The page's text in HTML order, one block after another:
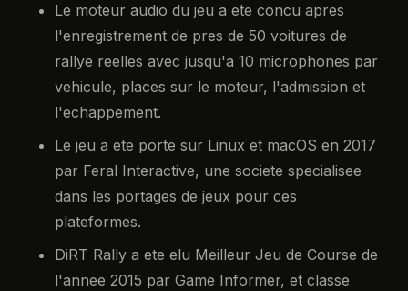
Le moteur audio du jeu a ete concu apres
l'enregistrement de pres de 50 voitures de
rallye reelles avec jusqu'a 10 microphones par
vehicule, places sur le moteur, l'admission et
l'echappement.
Le jeu a ete porte sur Linux et macOS en 2017
par Feral Interactive, une societe specialisee
dans les portages de jeux pour ces
plateformes.
DiRT Rally a ete elu Meilleur Jeu de Course de
l'annee 2015 par Game Informer, et classe